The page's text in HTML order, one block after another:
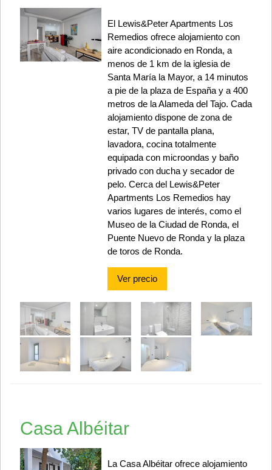
El Lewis&Peter Apartments Los
Remedios ofrece alojamiento con
aire acondicionado en Ronda, a
menos de 1 km de la iglesia de
Santa María la Mayor, a 14 minutos
a pie de la plaza de España y a 400
metros de la Alameda del Tajo. Cada
alojamiento dispone de zona de
estar, TV de pantalla plana,
lavadora, cocina totalmente
equipada con microondas y baño
privado con ducha y secador de
pelo. Cerca del Lewis&Peter
Apartments Los Remedios hay
varios lugares de interés, como el
Museo de la Ciudad de Ronda, el
Puente Nuevo de Ronda y la plaza
de toros de Ronda.
Ver precio
Casa Albéitar
La Casa Albéitar ofrece alojamiento